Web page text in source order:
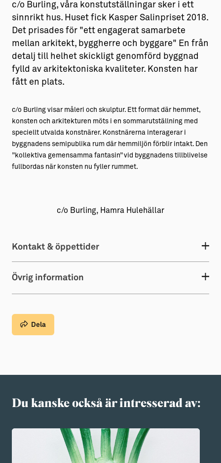
c/o Burling, våra konstutställningar sker i ett
sinnrikt hus. Huset fick Kasper Salinpriset 2018.
Det prisades för "ett engagerat samarbete
mellan arkitekt, byggherre och byggare" En från
detalj till helhet skickligt genomförd byggnad
fylld av arkitektoniska kvaliteter. Konsten har
fått en plats.
c/o Burling visar måleri och skulptur. Ett format där hemmet,
konsten och arkitekturen möts i en sommarutställning med
speciellt utvalda konstnärer. Konstnärerna interagerar i
byggnadens semipublika rum där hemmiljön förblir intakt. Den
”kollektiva gemensamma fantasin” vid byggnadens tillblivelse
fullbordas när konsten nu fyller rummet.
c/o Burling, Hamra Hulehällar
Kontakt & öppettider
Övrig information
Dela
Du kanske också är intresserad av: